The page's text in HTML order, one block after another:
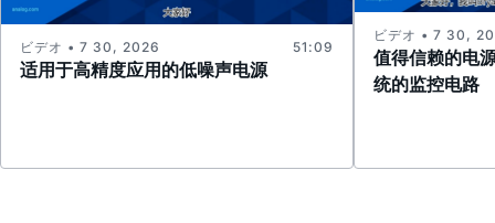
适用于高精度应用的低噪声电源
ビデオ • 7 30, 2026 51:09
值得信赖的电
统的监控电路
ビデオ • 7 30,